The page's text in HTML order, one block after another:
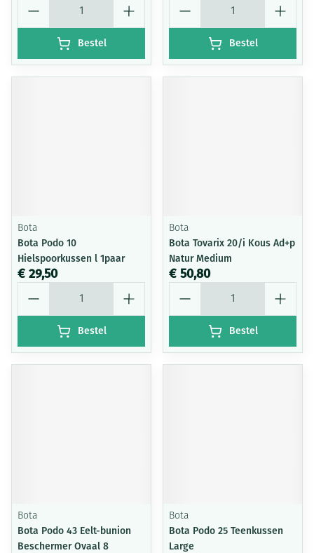
Bestel Bestel
Bota
Bota Podo 10
Hielspoorkussen l 1paar
€ 29,50
Bestel
Bota
Bota Tovarix 20/i Kous Ad+p
Natur Medium
€ 50,80
Bestel
Bota
Bota Podo 43 Eelt-bunion
Beschermer Ovaal 8
Bota
Bota Podo 25 Teenkussen
Large